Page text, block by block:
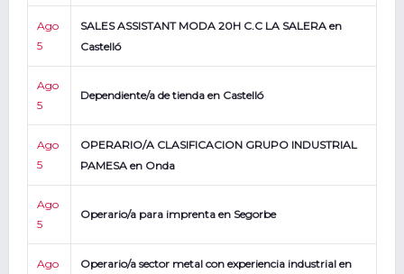
Ago
5
SALES ASSISTANT MODA 20H C.C LA SALERA en
Castelló
Ago
5
Dependiente/a de tienda en Castelló
Ago
5
OPERARIO/A CLASIFICACION GRUPO INDUSTRIAL
PAMESA en Onda
Ago
5
Operario/a para imprenta en Segorbe
Ago
Operario/a sector metal con experiencia industrial en